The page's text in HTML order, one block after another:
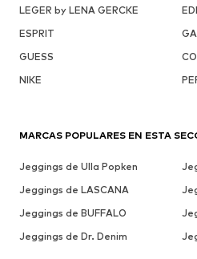
LEGER by LENA GERCKE
ESPRIT
GUESS
NIKE
MARCAS POPULARES EN ESTA
Jeggings de Ulla Popken
Jeggings de LASCANA
Jeggings de BUFFALO
Jeggings de Dr. Denim